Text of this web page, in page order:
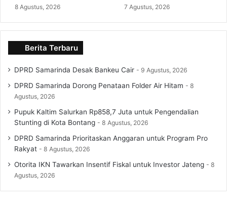
8 Agustus, 2026 7 Agustus, 2026
Berita Terbaru
DPRD Samarinda Desak Bankeu Cair 9 Agustus, 2026
DPRD Samarinda Dorong Penataan Folder Air Hitam
8
Agustus, 2026
Pupuk Kaltim Salurkan Rp858,7 Juta untuk Pengendalian
Stunting di Kota Bontang
8 Agustus, 2026
DPRD Samarinda Prioritaskan Anggaran untuk Program Pro
Rakyat
8 Agustus, 2026
Otorita IKN Tawarkan Insentif Fiskal untuk Investor Jateng
8
Agustus, 2026